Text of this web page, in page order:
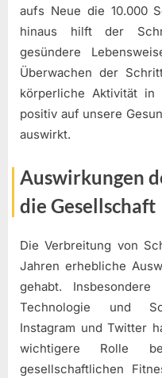
aufs Neue die 10.000
hinaus hilft der
gesündere
Überwachen der
körperliche Aktivität
positiv auf unsere
auswirkt.
Auswirkungen
die Gesellschaft
Die Verbreitung von
Jahren erhebliche
gehabt.
Technologie und
Instagram und Twitter
wichtigere Rolle
gesellschaftlichen